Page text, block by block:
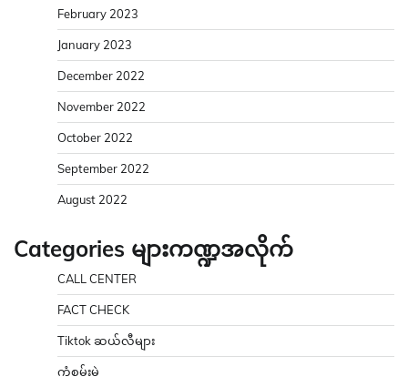
February 2023
January 2023
December 2022
November 2022
October 2022
September 2022
August 2022
Categories များကဏ္ဍအလိုက်
CALL CENTER
FACT CHECK
Tiktok ဆယ်လီများ
ကံစမ်းမဲ